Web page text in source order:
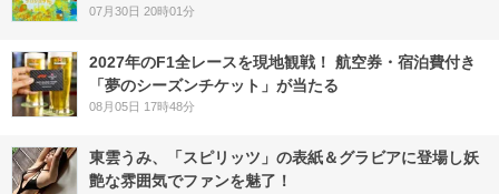
07月30日 20時01分
2027年のF1全レースを現地観戦！ 航空券・宿泊費付き
「夢のシーズンチケット」が当たる
08月05日 17時48分
東雲うみ、「スピリッツ」の表紙＆グラビアに登場し妖
艶な雰囲気でファンを魅了！